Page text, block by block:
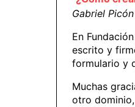
Gabriel
En
escrito y
formulario y
Muchas
otro